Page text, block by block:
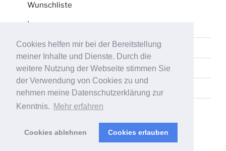
Cookies helfen mir bei der Bereitstellung
meiner Inhalte und Dienste. Durch die
weitere Nutzung der Webseite stimmen Sie
der Verwendung von Cookies zu und
nehmen meine Datenschutzerklärung zur
Kenntnis. Mehr erfahren
Cookies ablehnen Cookies erlauben
Wunschliste
Impressum
Datenschutz
Tag-Liste
Sitemap
Stolz präsentiert von WordPress